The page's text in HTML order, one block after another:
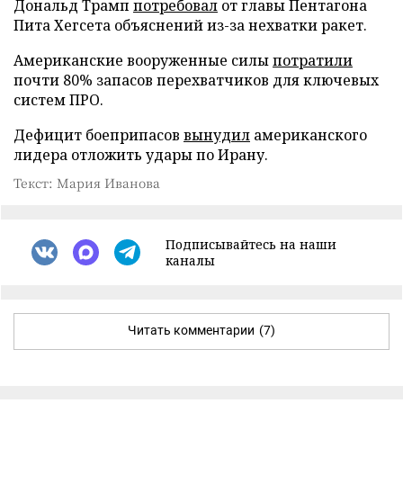
Дональд Трамп потребовал от главы Пентагона
Пита Хегсета объяснений из-за нехватки ракет.
Американские вооруженные силыпотратили
почти 80% запасов перехватчиков для ключевых
систем ПРО.
Дефицит боеприпасов вынудил американского
лидера отложить удары по Ирану.
Текст: Мария Иванова
Подписывайтесь на наши
каналы
Читать комментарии (7)